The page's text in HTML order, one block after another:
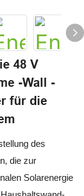
48 V
-Wall -
für die
des
die zur
Solarenergie